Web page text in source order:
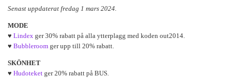
Senast uppdaterat fredag 1 mars 2024.
MODE
♥ Lindex ger 30% rabatt på alla ytterplagg med koden out2014.
♥ Bubbleroom ger upp till 20% rabatt.
SKÖNHET
♥ Hudoteket ger 20% rabatt på BUS.